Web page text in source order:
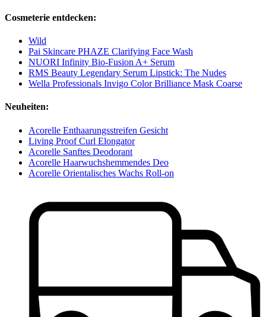
Cosmeterie entdecken:
Wild
Pai Skincare PHAZE Clarifying Face Wash
NUORI Infinity Bio-Fusion A+ Serum
RMS Beauty Legendary Serum Lipstick: The Nudes
Wella Professionals Invigo Color Brilliance Mask Coarse
Neuheiten:
Acorelle Enthaarungsstreifen Gesicht
Living Proof Curl Elongator
Acorelle Sanftes Deodorant
Acorelle Haarwuchshemmendes Deo
Acorelle Orientalisches Wachs Roll-on